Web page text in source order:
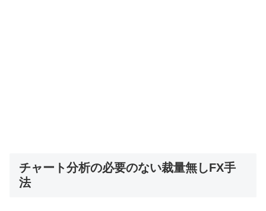
チャート分析の必要のない裁量無しFX手
法